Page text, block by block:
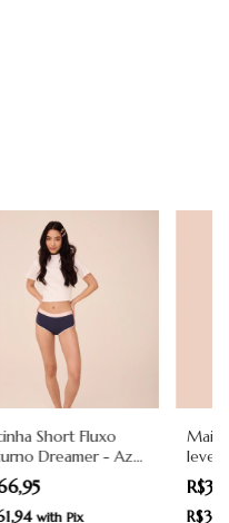
Short Fluxo
Dreamer - Azul
- Pantys
with Pix
Maiô
leve